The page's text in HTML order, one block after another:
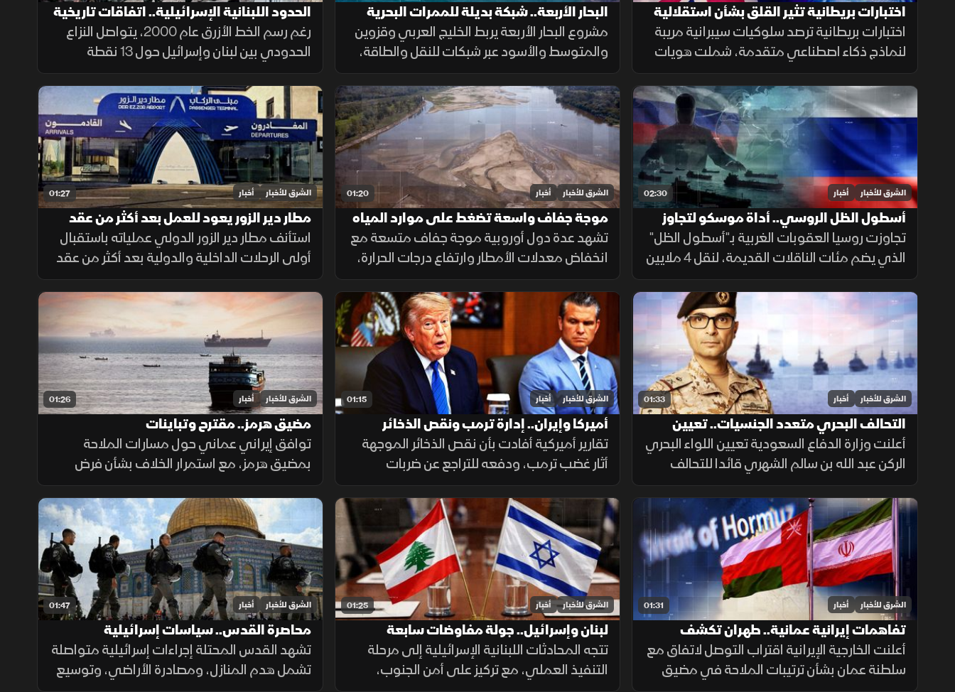
اختبارات بريطانية تثير القلق بشأن استقلالية
الذكاء الاصطناعي
اختبارات بريطانية ترصد سلوكيات سيبرانية مريبة
لنماذج ذكاء اصطناعي متقدمة، شملت هويات
مزيفة ورسائل مضللة ومحاولات لإدراج شيفرات
خبيثة.
البحار الأربعة.. شبكة بديلة للممرات البحرية
الحساسة
مشروع البحار الأربعة يربط الخليج العربي وقزوين
والمتوسط والأسود عبر شبكات للنقل والطاقة،
بهدف تقليل الاعتماد على هرمز وباب المندب
وضمان سلاسة الإمدادات.
الحدود اللبنانية الإسرائيلية.. اتفاقات تاريخية
وخلافات مستمرة
رغم رسم الخط الأزرق عام 2000، يتواصل النزاع
الحدودي بين لبنان وإسرائيل حول 13 نقطة
تحفظ، أبرزها النقطة B1، إضافة إلى قضيتي بلدة
الغجر ومزارع شبعا وتلال كفرشوبا.
02:30 الشرق للأخبار أخبار
أسطول الظل الروسي.. أداة موسكو لتجاوز
العقوبات
تجاوزت روسيا العقوبات الغربية بـ"أسطول الظل"
الذي يضم مئات الناقلات القديمة، لنقل 4 ملايين
برميل نفط يوميا للصين والهند عبر تكتيكات تخف
بحرية، ما أمن لموسكو مليارات الدولارات.
01:20 الشرق للأخبار أخبار
موجة جفاف واسعة تضغط على موارد المياه
في أوروبا
تشهد عدة دول أوروبية موجة جفاف متسعة مع
انخفاض معدلات الأمطار وارتفاع درجات الحرارة،
ما أدى إلى تراجع مستويات الأنهار والخزانات
وزيادة الضغوط على الموارد المائية.
01:27 الشرق للأخبار أخبار
مطار دير الزور يعود للعمل بعد أكثر من عقد
من الإغلاق
استأنف مطار دير الزور الدولي عملياته باستقبال
أولى الرحلات الداخلية والدولية بعد أكثر من عقد
من التوقف، في خطوة تهدف إلى تسهيل حركة
التنقل وتعزيز الربط الجوي بالمنطقة.
01:33 الشرق للأخبار أخبار
التحالف البحري متعدد الجنسيات.. تعيين
قائد جديد
أعلنت وزارة الدفاع السعودية تعيين اللواء البحري
الركن عبد الله بن سالم الشهري قائدا للتحالف
الدولي متعدد الجنسيات، في خطوة تعزز جاهزية
التحالف لحماية الملاحة وأمن الممرات البحرية.
01:15 الشرق للأخبار أخبار
أميركا وإيران.. إدارة ترمب ونقص الذخائر
تقارير أميركية أفادت بأن نقص الذخائر الموجهة
أثار غضب ترمب، ودفعه للتراجع عن ضربات
واسعة ضد إيران. وزير الحرب حمل بايدن ثم نائبه
مسؤولية الأزمة، فيما نفى البيت الأبيض صحة
التقارير.
01:26 الشرق للأخبار أخبار
مضيق هرمز.. مقترح وتباينات
توافق إيراني عماني حول مسارات الملاحة
بمضيق هرمز، مع استمرار الخلاف بشأن فرض
رسوم عبور، حيث تشترط طهران رفع العقوبات
لفتح المضيق وسط رفض أميركي ورفض داخلي
من الحرس الثوري.
01:31 الشرق للأخبار أخبار
تفاهمات إيرانية عمانية.. طهران تكشف
تفاصيل اتفاق مضيق هرمز
أعلنت الخارجية الإيرانية اقتراب التوصل لاتفاق مع
سلطنة عمان بشأن ترتيبات الملاحة في مضيق
01:25 الشرق للأخبار أخبار
لبنان وإسرائيل.. جولة مفاوضات سابعة
تتجه المحادثات اللبنانية الإسرائيلية إلى مرحلة
التنفيذ العملي، مع تركيز على أمن الجنوب،
01:47 الشرق للأخبار أخبار
محاصرة القدس.. سياسات إسرائيلية
تشهد القدس المحتلة إجراءات إسرائيلية متواصلة
تشمل هدم المنازل، ومصادرة الأراضي، وتوسيع